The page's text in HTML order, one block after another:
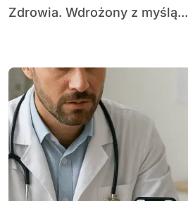
Zdrowia. Wdrożony z myślą...